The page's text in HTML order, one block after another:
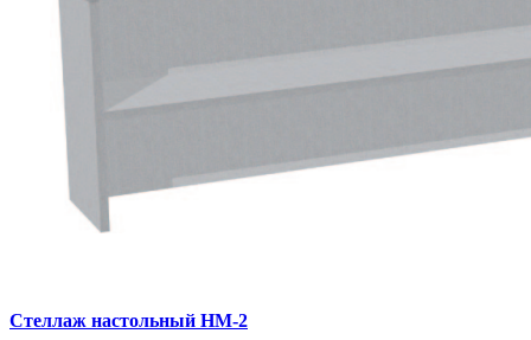
Стеллаж настольный НМ-2